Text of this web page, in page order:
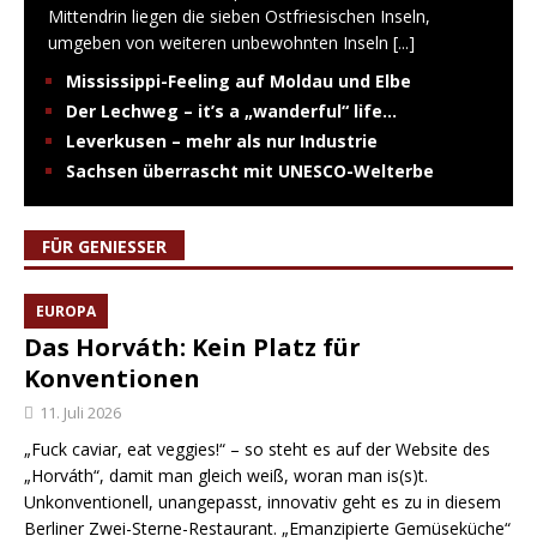
Mittendrin liegen die sieben Ostfriesischen Inseln,
umgeben von weiteren unbewohnten Inseln [...]
Mississippi-Feeling auf Moldau und Elbe
Der Lechweg – it’s a „wanderful“ life…
Leverkusen – mehr als nur Industrie
Sachsen überrascht mit UNESCO-Welterbe
FÜR GENIESSER
EUROPA
Das Horváth: Kein Platz für
Konventionen
11. Juli 2026
„Fuck caviar, eat veggies!“ – so steht es auf der Website des
„Horváth“, damit man gleich weiß, woran man is(s)t.
Unkonventionell, unangepasst, innovativ geht es zu in diesem
Berliner Zwei-Sterne-Restaurant. „Emanzipierte Gemüseküche“